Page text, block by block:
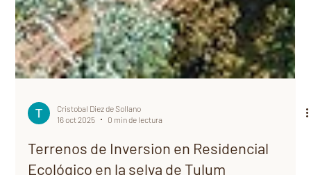
16 oct 2025
0 min de lectura